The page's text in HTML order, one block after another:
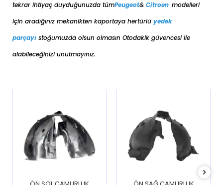
tekrar ihtiyaç duyduğunuzda tümPeugeot& Citroen modelleri
için aradığınız mekanikten kaportaya hertürlü yedek
parçayı stoğumuzda olsun olmasın Otodakik güvencesi ile
alabileceğinizi unutmayınız.